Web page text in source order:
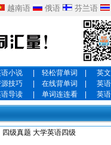
越南语 俄语 芬兰语
小说 轻松背单词 英
源技巧 在线背单词 英
导读 单词连连看 英
四级真题 大学英语四级